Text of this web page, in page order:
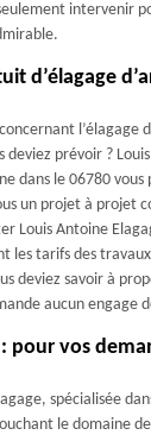
intervenir
d’élagage
l’élagage
deviez prévoir ?
dans le 06780 vous
un projet à projet
Louis Antoine
les tarifs des
deviez savoir à
aucun engage
pour vos
spécialisée
le domaine